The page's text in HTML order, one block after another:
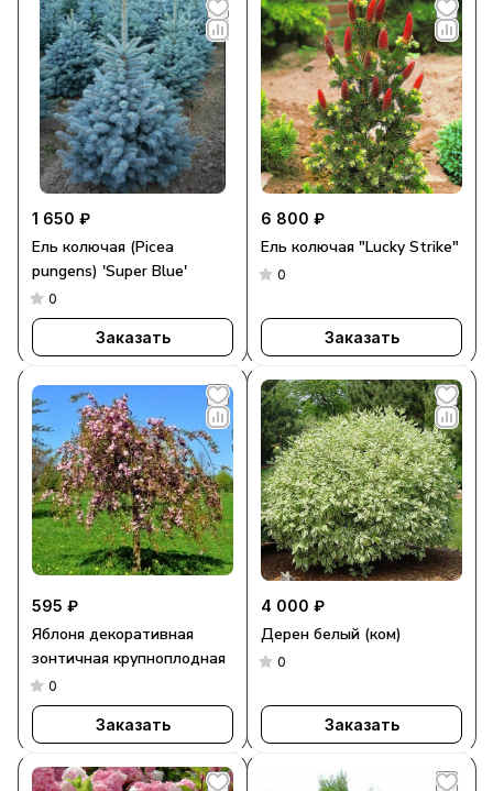
1 650 ₽
Ель колючая (Picea
pungens) 'Super Blue'
0
Заказать
6 800 ₽
Ель колючая "Lucky Strike"
0
Заказать
595 ₽
Яблоня декоративная
зонтичная крупноплодная
0
Заказать
4 000 ₽
Дерен белый (ком)
0
Заказать